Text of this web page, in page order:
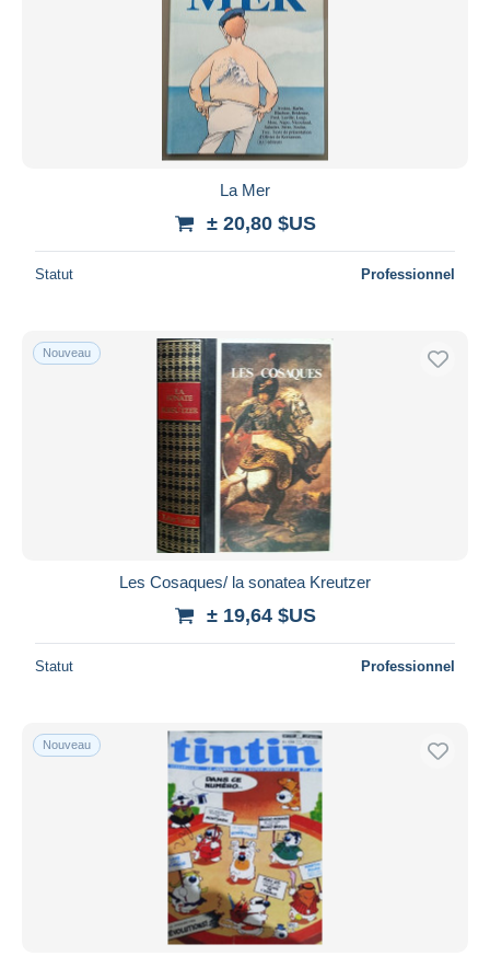
La Mer
± 20,80 $US
Statut Professionnel
Nouveau
Les Cosaques/ la sonatea Kreutzer
± 19,64 $US
Statut Professionnel
Nouveau